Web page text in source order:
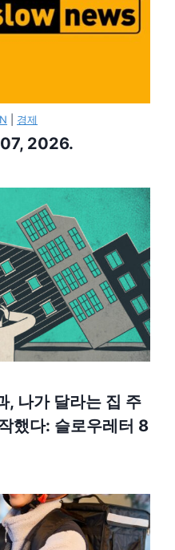
경제
2026.
, 나가 달라는 집 주
했다: 슬로우레터 8